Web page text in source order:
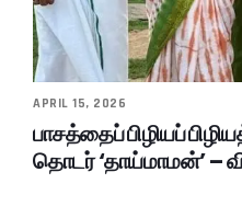
APRIL 15, 2026
பாசத்தைப் பிழியப்
தொடர் ‘தாய்மாமன்’ –